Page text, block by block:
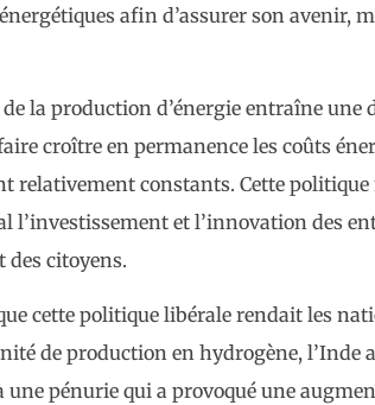
afin d’assurer son avenir,
la production d’énergie entraîne
croître en permanence les coûts
relativement constants. Cette politique
l’investissement et l’innovation des
des citoyens.
cette politique libérale rendait les
de production en hydrogène, l’Inde
une pénurie qui a provoqué une